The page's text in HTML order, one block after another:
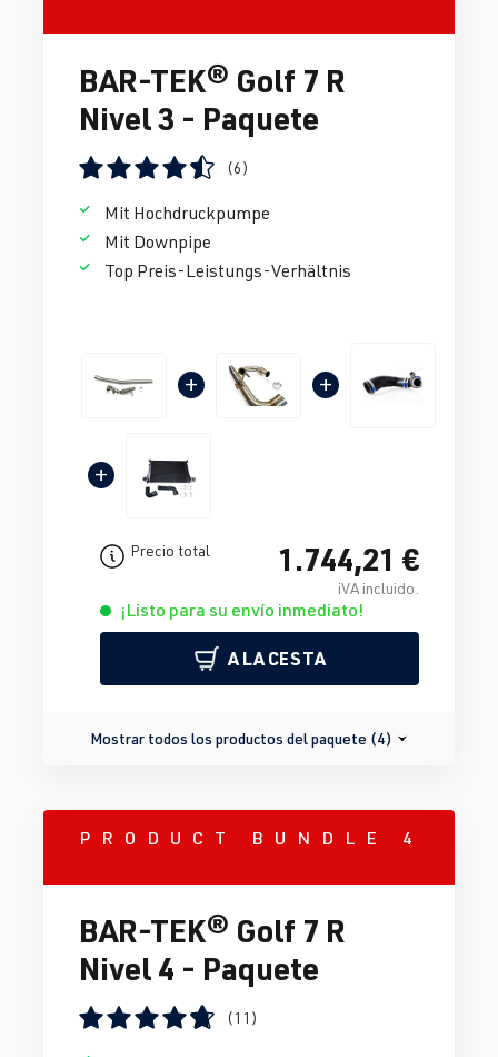
BAR-TEK® Golf 7 R
Nivel 3 - Paquete
(6)
Mit Hochdruckpumpe
Mit Downpipe
Top Preis-Leistungs-Verhältnis
+ +
+
Precio total 1.744,21 €
iVA incluido.
¡Listo para su envío inmediato!
A LA CESTA
Mostrar todos los productos del paquete (4)
PRODUCT BUNDLE 4
BAR-TEK® Golf 7 R
Nivel 4 - Paquete
(11)